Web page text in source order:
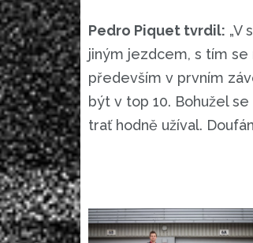
Pedro Piquet tvrdil: „V
jiným jezdcem, s tím se
především v prvním
být v top 10. Bohužel
trať hodně užíval.